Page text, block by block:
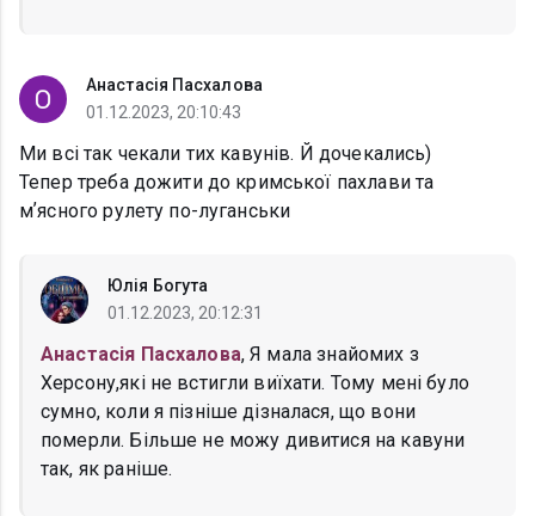
Анастасія Пасхалова
01.12.2023, 20:10:43
Ми всі так чекали тих кавунів. Й дочекались)
Тепер треба дожити до кримської пахлави та
мʼясного рулету по-луганськи
Юлія Богута
01.12.2023, 20:12:31
Анастасія Пасхалова, Я мала знайомих з
Херсону,які не встигли виїхати. Тому мені було
сумно, коли я пізніше дізналася, що вони
померли. Більше не можу дивитися на кавуни
так, як раніше.